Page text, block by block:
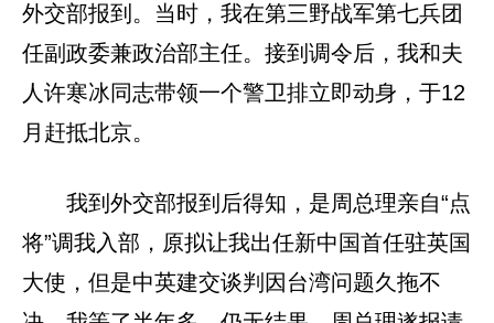
外交部报到。当时，我在第三野战军第七兵团
任副政委兼政治部主任。接到调令后，我和夫
人许寒冰同志带领一个警卫排立即动身，于12
月赶抵北京。
我到外交部报到后得知，是周总理亲自“点
将”调我入部，原拟让我出任新中国首任驻英国
大使，但是中英建交谈判因台湾问题久拖不